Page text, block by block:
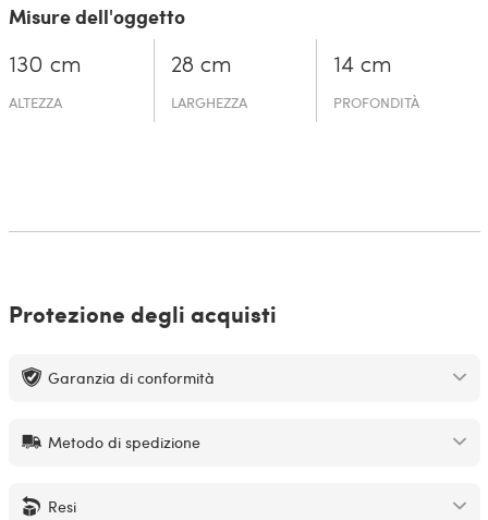
Misure dell'oggetto
130 cm
ALTEZZA
28 cm
LARGHEZZA
14 cm
PROFONDITÀ
Protezione degli acquisti
Garanzia di conformità
Metodo di spedizione
Resi